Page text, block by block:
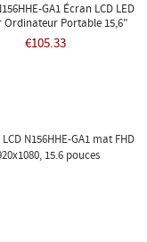
GA1 Écran LCD LED
Ordinateur Portable 15,6"
Nouveau
€105.33